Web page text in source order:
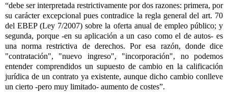
“debe ser interpretada restrictivamente por dos razones: primera, por
su carácter excepcional pues contradice la regla general del art. 70
del EBEP (Ley 7/2007) sobre la oferta anual de empleo público; y
segunda, porque -en su aplicación a un caso como el de autos- es
una norma restrictiva de derechos. Por esa razón, donde dice
"contratación", "nuevo ingreso", "incorporación", no podemos
entender comprendidos un supuesto de cambio en la calificación
jurídica de un contrato ya existente, aunque dicho cambio conlleve
un cierto -pero muy limitado- aumento de costes”.